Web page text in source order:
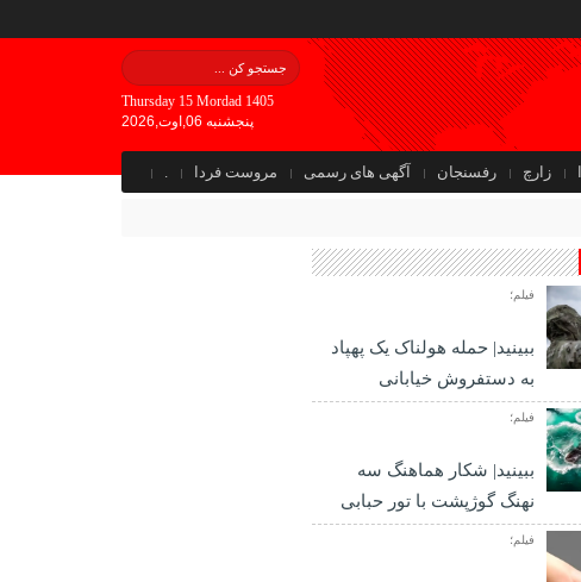
Thursday 15 Mordad 1405
پنجشنبه 06,اوت,2026
زارچ رفسنجان آگهی های رسمی مروست فردا .
فیلم؛
ببینید| حمله هولناک یک پهپاد
به دستفروش خیابانی
فیلم؛
ببینید| شکار هماهنگ سه
نهنگ گوژپشت با تور حبابی
فیلم؛